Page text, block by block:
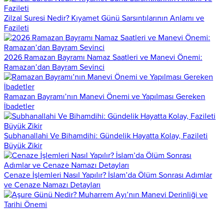
Zilzal Suresi Nedir? Kıyamet Günü Sarsıntılarının Anlamı ve
Fazileti
2026 Ramazan Bayramı Namaz Saatleri ve Manevi Önemi:
Ramazan’dan Bayram Sevinci
Ramazan Bayramı’nın Manevi Önemi ve Yapılması Gereken
İbadetler
Subhanallahi Ve Bihamdihi: Gündelik Hayatta Kolay, Fazileti
Büyük Zikir
Cenaze İşlemleri Nasıl Yapılır? İslam’da Ölüm Sonrası Adımlar
ve Cenaze Namazı Detayları